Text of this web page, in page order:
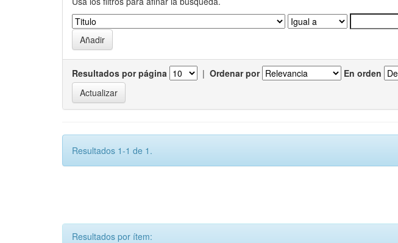
Resultados por página | Ordenar por En orden
Resultados 1-1 de 1.
Resultados por ítem: